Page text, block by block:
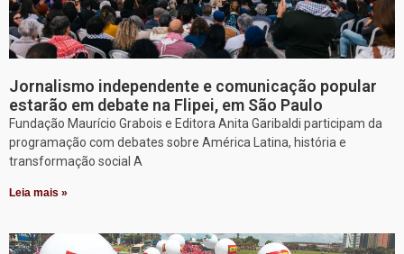
Jornalismo independente e comunicação popular
estarão em debate na Flipei, em São Paulo
Fundação Maurício Grabois e Editora Anita Garibaldi participam da
programação com debates sobre América Latina, história e
transformação social A
Leia mais »